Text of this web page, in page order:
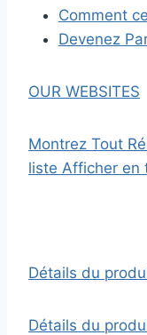
Comment
Devenez
OUR WEBSITES
Montrez Tout
liste Afficher en
Détails du
Détails du